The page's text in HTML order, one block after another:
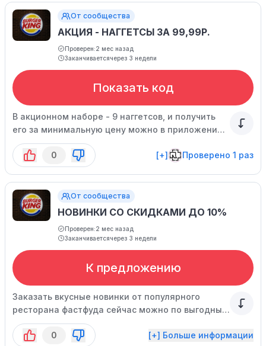
От сообщества
АКЦИЯ - НАГГЕТСЫ ЗА 99,99Р.
Проверен:2 мес назад
Заканчиваетсячерез 3 недели
Показать код
В акционном наборе - 9 наггетсов, и получить
его за минимальную цену можно в приложении.
Время действия акции ограничено.
0
[+] Проверено 1 раз
От сообщества
НОВИНКИ СО СКИДКАМИ ДО 10%
Проверен:2 мес назад
Заканчиваетсячерез 3 недели
К предложению
Заказать вкусные новинки от популярного
ресторана фастфуда сейчас можно по выгодным
ценам! Стоимость указана уже с учётом скидок.
0
[+] Больше информации